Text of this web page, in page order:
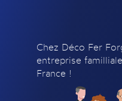
Chez Déco Fer
entreprise
France !